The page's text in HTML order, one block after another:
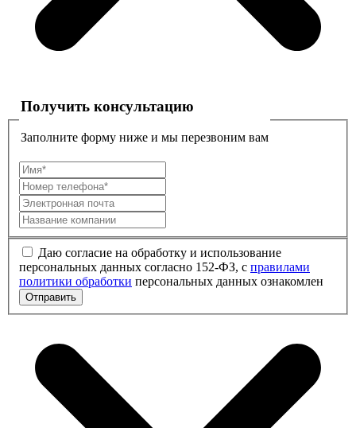
Получить консультацию
Заполните форму ниже и мы перезвоним вам
Даю согласие на обработку и использование
персональных данных согласно 152-ФЗ, с правилами
политики обработки персональных данных ознакомлен
Отправить